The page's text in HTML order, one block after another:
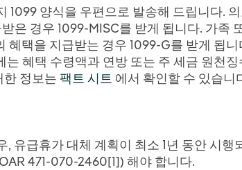
1099 양식을 우편으로 발송해 드립니다.
은 경우 1099-MISC를 받게 됩니다. 가족
혜택을 지급받는 경우 1099-G를 받게 됩
혜택 수령액과 연방 또는 주 세금 원천
한 정보는 팩트 시트 에서 확인할 수 있습니
유급휴가 대체 계획이 최소 1년 동안 시행
471-070-2460[1]) 해야 합니다.